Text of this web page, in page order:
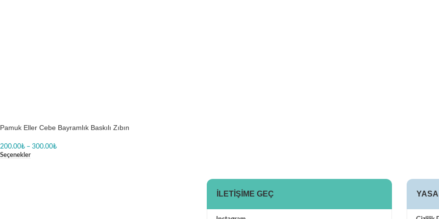
Pamuk Eller Cebe Bayramlık Baskılı Zıbın
200.00₺ – 300.00₺
Seçenekler
İLETIŞIME GEÇ